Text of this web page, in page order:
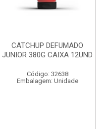
CATCHUP DEFUMADO
JUNIOR 380G CAIXA 12UND
Código: 32638
Embalagem: Unidade